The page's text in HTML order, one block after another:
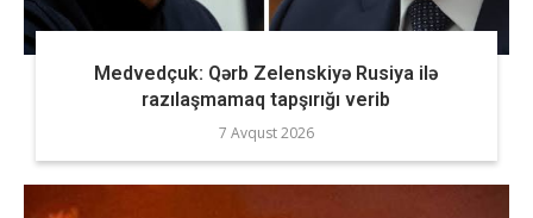
Medvedçuk: Qərb Zelenskiyə Rusiya ilə
razılaşmamaq tapşırığı verib
7 Avqust 2026